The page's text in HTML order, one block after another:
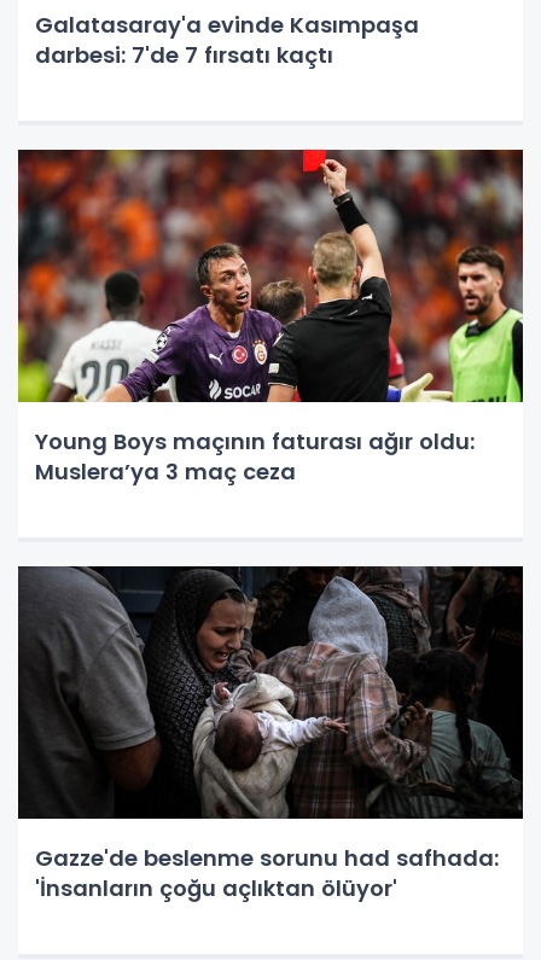
Galatasaray'a evinde Kasımpaşa
darbesi: 7'de 7 fırsatı kaçtı
Young Boys maçının faturası ağır oldu:
Muslera’ya 3 maç ceza
Gazze'de beslenme sorunu had safhada:
'İnsanların çoğu açlıktan ölüyor'